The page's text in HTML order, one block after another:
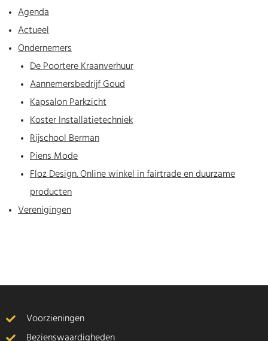
Agenda
Actueel
Ondernemers
De Poortere Kraanverhuur
Aannemersbedrijf Goud
Kapsalon Parkzicht
Koster Installatietechniek
Rijschool Berman
Piens Mode
Floz Design. Online winkel in fairtrade en duurzame
producten
Verenigingen
Voorzieningen
Bezienswaardigheden